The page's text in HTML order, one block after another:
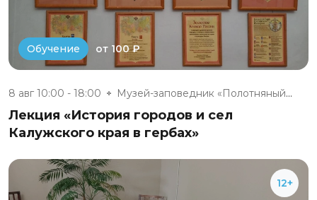
Обучение от 100 ₽
8 авг 10:00 - 18:00 Музей-заповедник «Полотняный З...
Лекция «История городов и сел
Калужского края в гербах»
12+